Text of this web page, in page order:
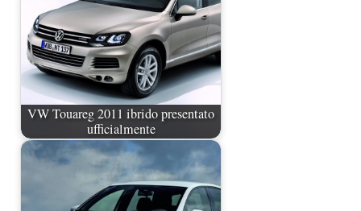
VW Touareg 2011 ibrido presentato
ufficialmente